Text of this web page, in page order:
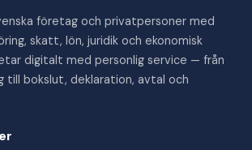
företag och privatpersoner med
skatt, lön, juridik och ekonomisk
digitalt med personlig service — från
till bokslut, deklaration, avtal och